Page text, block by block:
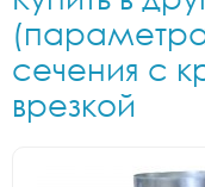
сечения с
врезкой